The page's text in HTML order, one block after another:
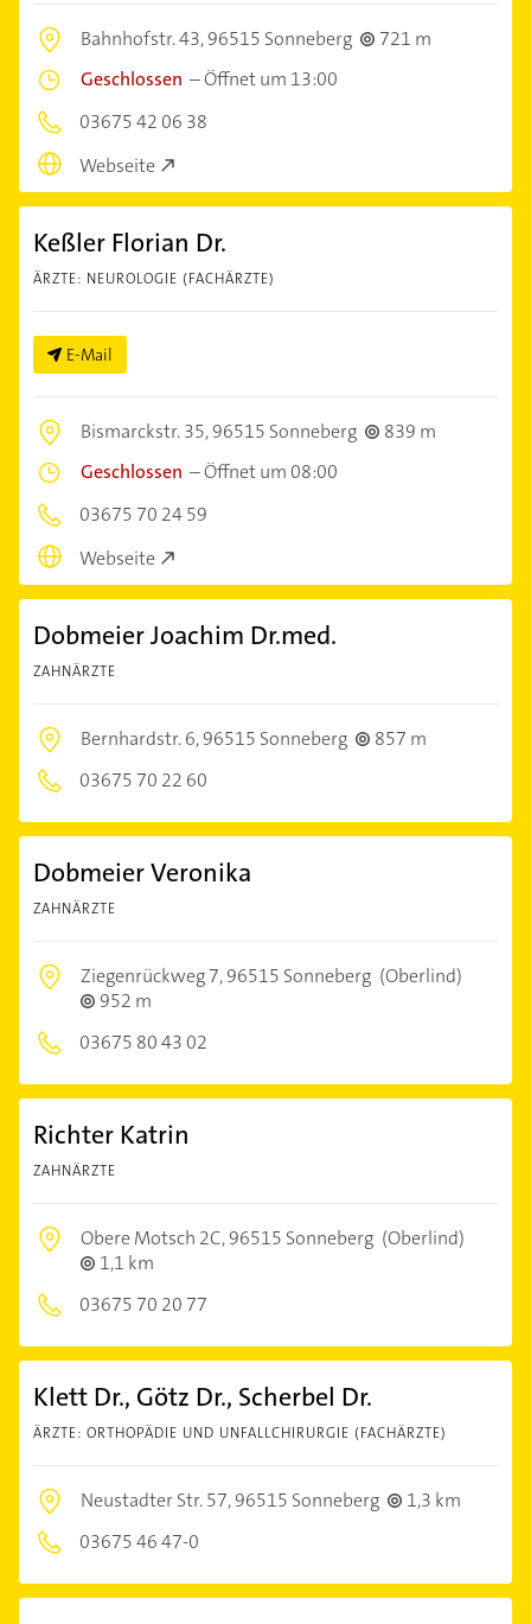
Bahnhofstr. 43,96515 Sonneberg
721 m
Geschlossen –Öffnet um 13:00
03675 42 06 38
Webseite
Keßler Florian Dr.
ÄRZTE: NEUROLOGIE (FACHÄRZTE)
E-Mail
Bismarckstr. 35,96515 Sonneberg
839 m
Geschlossen –Öffnet um 08:00
03675 70 24 59
Webseite
Dobmeier Joachim Dr.med.
ZAHNÄRZTE
Bernhardstr. 6,96515 Sonneberg
857 m
03675 70 22 60
Dobmeier Veronika
ZAHNÄRZTE
Ziegenrückweg 7,96515 Sonneberg (Oberlind)
952 m
03675 80 43 02
Richter Katrin
ZAHNÄRZTE
Obere Motsch 2C,96515 Sonneberg (Oberlind)
1,1 km
03675 70 20 77
Klett Dr., Götz Dr., Scherbel Dr.
ÄRZTE: ORTHOPÄDIE UND UNFALLCHIRURGIE (FACHÄRZTE)
Neustadter Str. 57,96515 Sonneberg
1,3 km
03675 46 47-0